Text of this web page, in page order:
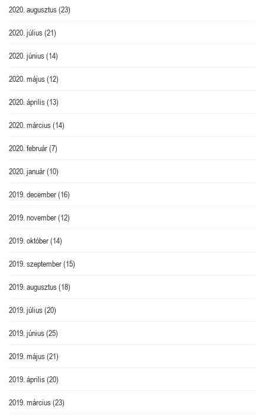
2020. augusztus(23)
2020. július(21)
2020. június(14)
2020. május(12)
2020. április(13)
2020. március(14)
2020. február(7)
2020. január(10)
2019. december(16)
2019. november(12)
2019. október(14)
2019. szeptember(15)
2019. augusztus(18)
2019. július(20)
2019. június(25)
2019. május(21)
2019. április(20)
2019. március(23)